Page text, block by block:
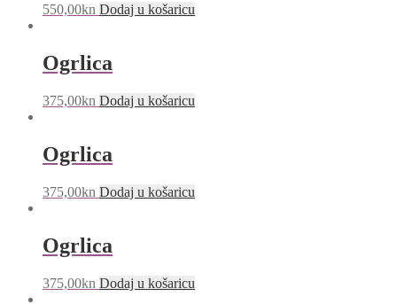
550,00kn Dodaj u košaricu
Ogrlica
375,00kn Dodaj u košaricu
Ogrlica
375,00kn Dodaj u košaricu
Ogrlica
375,00kn Dodaj u košaricu